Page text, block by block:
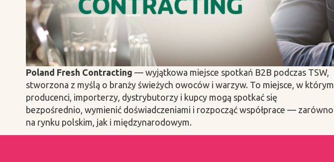
Poland Fresh Contracting — wyjątkowa miejsce spotkań B2B podczas TSW,
stworzona z myślą o branży świeżych owoców i warzyw. To miejsce, w którym
producenci, importerzy, dystrybutorzy i kupcy mogą spotkać się
bezpośrednio, wymienić doświadczeniami i rozpocząć współprace — zarówno
na rynku polskim, jak i międzynarodowym.